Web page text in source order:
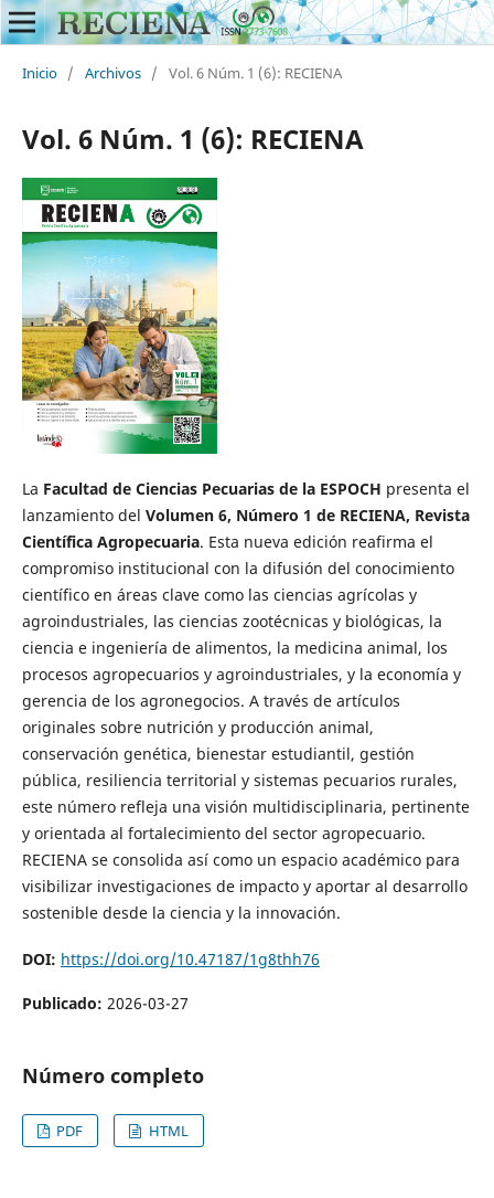
Inicio / Archivos / Vol. 6 Núm. 1 (6): RECIENA
Vol. 6 Núm. 1 (6): RECIENA
La Facultad de Ciencias Pecuarias de la ESPOCH presenta el
lanzamiento del Volumen 6, Número 1 de RECIENA, Revista
Científica Agropecuaria. Esta nueva edición reafirma el
compromiso institucional con la difusión del conocimiento
científico en áreas clave como las ciencias agrícolas y
agroindustriales, las ciencias zootécnicas y biológicas, la
ciencia e ingeniería de alimentos, la medicina animal, los
procesos agropecuarios y agroindustriales, y la economía y
gerencia de los agronegocios. A través de artículos
originales sobre nutrición y producción animal,
conservación genética, bienestar estudiantil, gestión
pública, resiliencia territorial y sistemas pecuarios rurales,
este número refleja una visión multidisciplinaria, pertinente
y orientada al fortalecimiento del sector agropecuario.
RECIENA se consolida así como un espacio académico para
visibilizar investigaciones de impacto y aportar al desarrollo
sostenible desde la ciencia y la innovación.
DOI: https://doi.org/10.47187/1g8thh76
Publicado: 2026-03-27
Número completo
PDF HTML